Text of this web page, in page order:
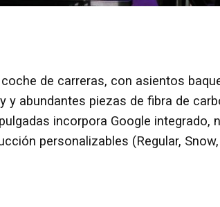
de carreras, con asientos
abundantes piezas de fibra de
incorpora Google integrado,
personalizables (Regular,